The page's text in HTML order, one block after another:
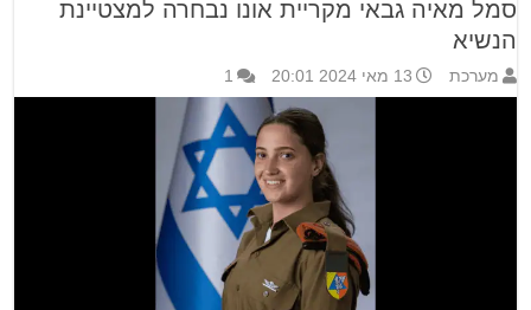
סמל מאיה גבאי מקריית אונו נבחרה למצטיינת
הנשיא
מערכת 13 מאי 2024 20:01 1